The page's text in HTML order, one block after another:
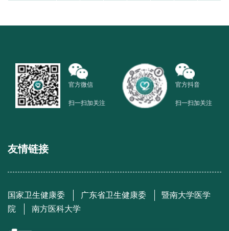
官方微信
扫一扫加关注
官方抖音
扫一扫加关注
友情链接
国家卫生健康委 广东省卫生健康委
暨南大学医学
院
南方医科大学